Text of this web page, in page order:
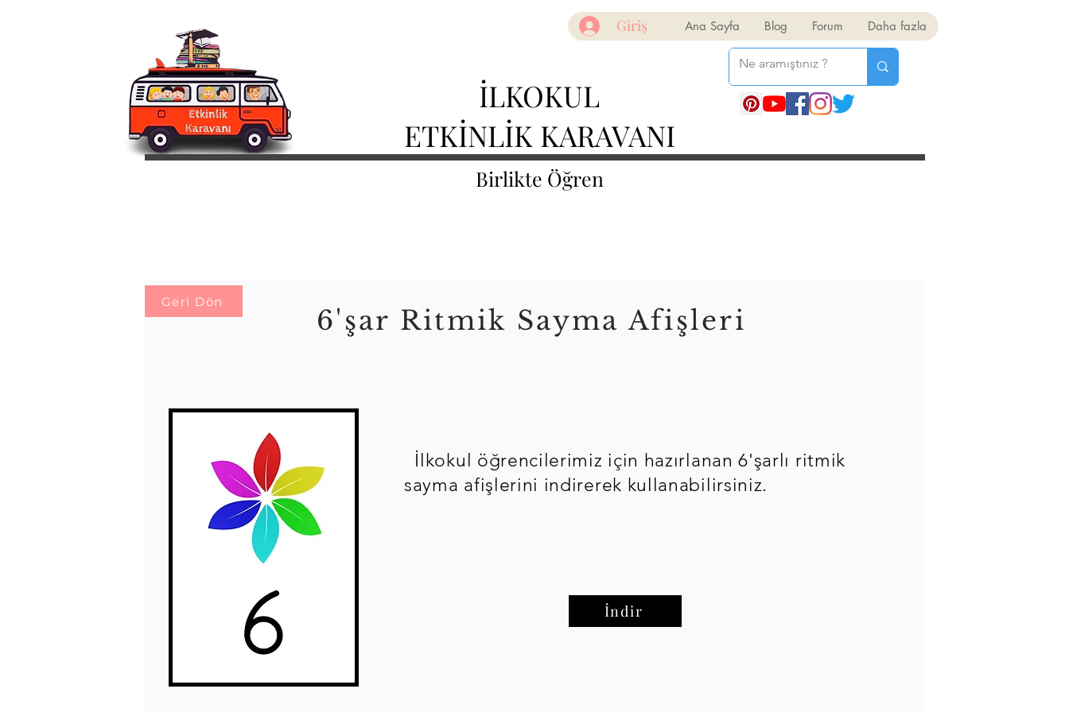
Ana Sayfa Blog Forum Daha fazla
Giriş
İLKOKUL
ETKİNLİK KARAVANI
Birlikte Öğren
Geri Dön
6'şar Ritmik Sayma Afişleri
İlkokul öğrencilerimiz için hazırlanan 6'şarlı ritmik
sayma afişlerini indirerek kullanabilirsiniz.
İndir